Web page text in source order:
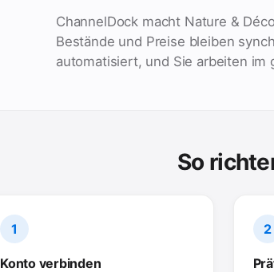
ChannelDock macht Nature &
Bestände und Preise bleiben
automatisiert, und Sie arbeiten im
So
1
Konto verbinden
2